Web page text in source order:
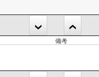
備考